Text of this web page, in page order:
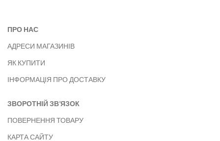
ПРО НАС
АДРЕСИ МАГАЗИНІВ
ЯК КУПИТИ
ІНФОРМАЦІЯ ПРО ДОСТАВКУ
ЗВОРОТНІЙ ЗВ’ЯЗОК
ПОВЕРНЕННЯ ТОВАРУ
КАРТА САЙТУ